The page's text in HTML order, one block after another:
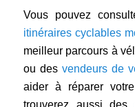
Vous pouvez
itinéraires cyclables
meilleur parcours à
ou des vendeurs de
aider à réparer